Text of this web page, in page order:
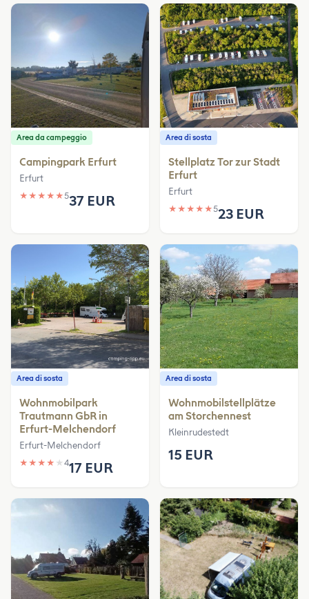
Area da campeggio
Campingpark Erfurt
Erfurt
★ ★ ★ ★ ★537 EUR
Area di sosta
Stellplatz Tor zur Stadt
Erfurt
Erfurt
★ ★ ★ ★ ★523 EUR
Area di sosta
Wohnmobilpark
Trautmann GbR in
Erfurt-Melchendorf
Erfurt-Melchendorf
★ ★ ★ ★ ★ 417 EUR
Area di sosta
Wohnmobilstellplätze
am Storchennest
Kleinrudestedt
15 EUR